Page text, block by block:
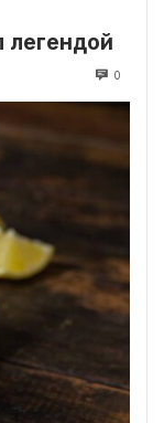
легендой
0